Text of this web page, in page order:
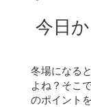
今日
冬場になる
よね？そこ
のポイント